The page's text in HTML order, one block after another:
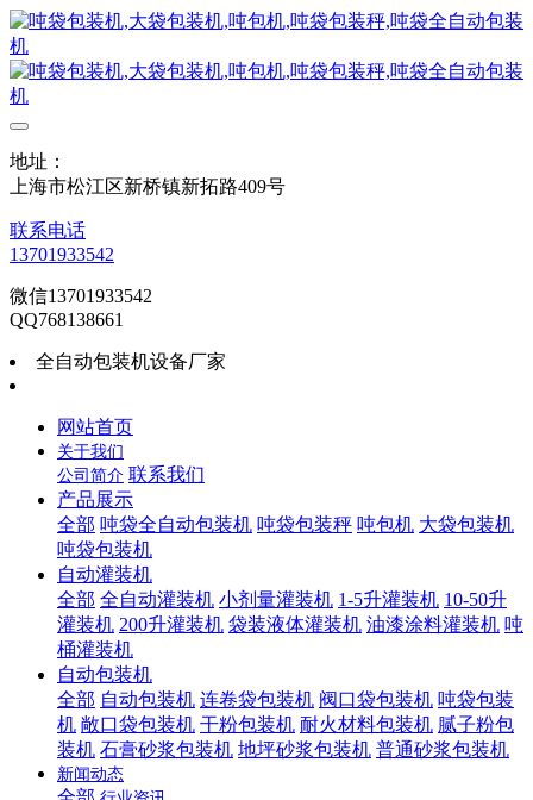
地址：
上海市松江区新桥镇新拓路409号
联系电话
13701933542
微信13701933542
QQ768138661
全自动包装机设备厂家
网站首页
关于我们
公司简介 联系我们
产品展示
全部 吨袋全自动包装机 吨袋包装秤 吨包机 大袋包装机
吨袋包装机
自动灌装机
全部 全自动灌装机 小剂量灌装机 1-5升灌装机 10-50升
灌装机 200升灌装机 袋装液体灌装机 油漆涂料灌装机 吨
桶灌装机
自动包装机
全部 自动包装机 连卷袋包装机 阀口袋包装机 吨袋包装
机 敞口袋包装机 干粉包装机 耐火材料包装机 腻子粉包
装机 石膏砂浆包装机 地坪砂浆包装机 普通砂浆包装机
新闻动态